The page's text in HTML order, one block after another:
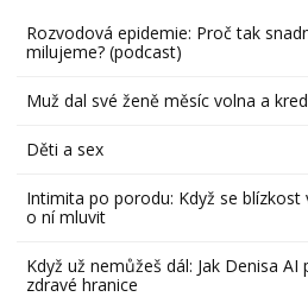
Rozvodová epidemie: Proč tak
milujeme? (podcast)
Muž dal své ženě měsíc volna a
Děti a sex
Intimita po porodu: Když se
o ní mluvit
Když už nemůžeš dál: Jak Denisa
zdravé hranice